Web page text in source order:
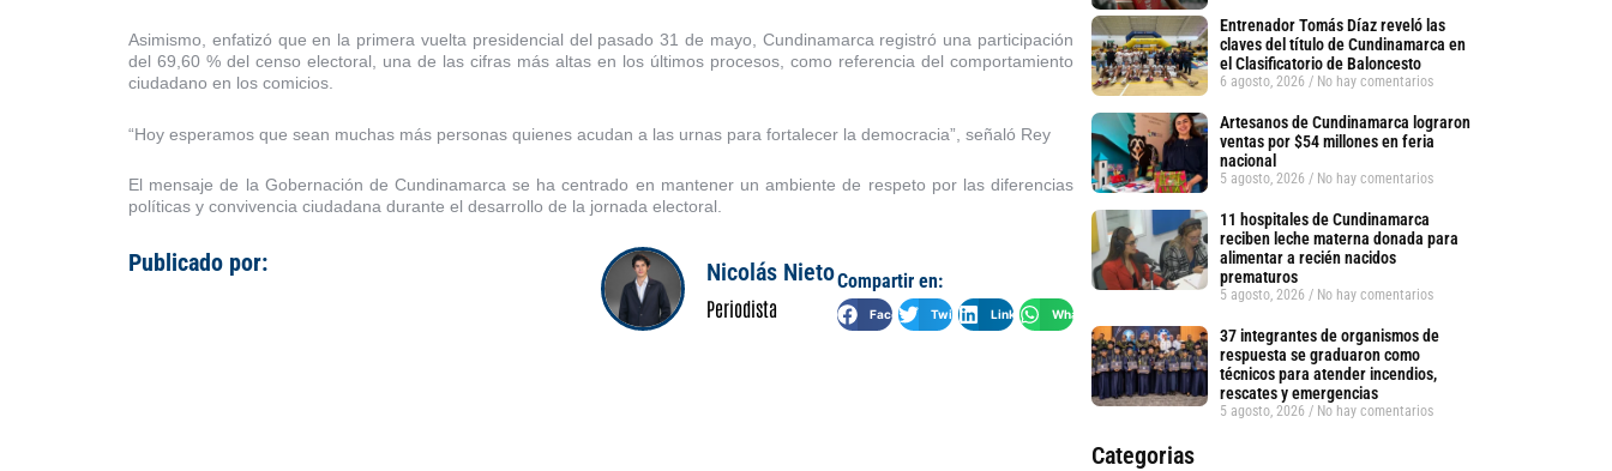
Asimismo, enfatizó que en la primera vuelta presidencial del pasado 31 de mayo, Cundinamarca registró una participación
del 69,60 % del censo electoral, una de las cifras más altas en los últimos procesos, como referencia del comportamiento
ciudadano en los comicios.
“Hoy esperamos que sean muchas más personas quienes acudan a las urnas para fortalecer la democracia”, señaló Rey
El mensaje de la Gobernación de Cundinamarca se ha centrado en mantener un ambiente de respeto por las diferencias
políticas y convivencia ciudadana durante el desarrollo de la jornada electoral.
Publicado por: Nicolás Nieto
Periodista
Compartir en:
Facebook Twitter LinkedIn WhatsApp
Entrenador Tomás Díaz reveló las
claves del título de Cundinamarca en
el Clasificatorio de Baloncesto
6 agosto, 2026 No hay comentarios
Artesanos de Cundinamarca lograron
ventas por $54 millones en feria
nacional
5 agosto, 2026 No hay comentarios
11 hospitales de Cundinamarca
reciben leche materna donada para
alimentar a recién nacidos
prematuros
5 agosto, 2026 No hay comentarios
37 integrantes de organismos de
respuesta se graduaron como
técnicos para atender incendios,
rescates y emergencias
5 agosto, 2026 No hay comentarios
Categorias